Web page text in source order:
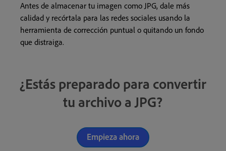
Antes de almacenar tu imagen como JPG, dale más
calidad y recórtala para las redes sociales usando la
herramienta de corrección puntual o quitando un fondo
que distraiga.
¿Estás preparado para convertir
tu archivo a JPG?
Empieza ahora